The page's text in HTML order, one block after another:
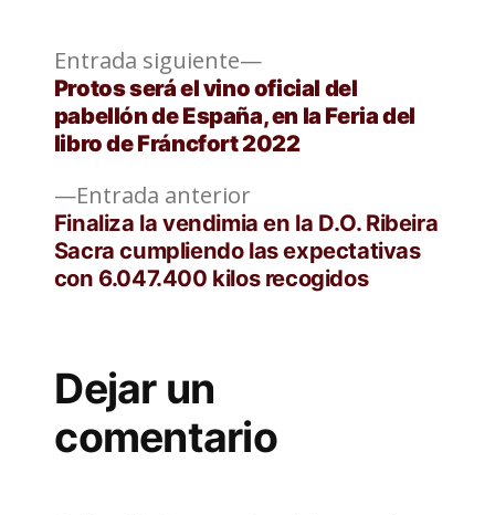
Navegación
de
entradas
Entrada anteriorEntrada
anterior:
Finaliza la vendimia en la D.O. Ribeira
Sacra cumpliendo las expectativas
con 6.047.400 kilos recogidos
Entrada siguiente
Entrada
siguiente:
Protos será el vino oficial del
pabellón de España, en la Feria del
libro de Fráncfort 2022
Dejar un
comentario